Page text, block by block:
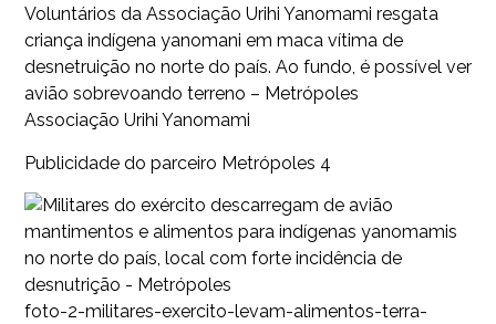
Voluntários da Associação Urihi Yanomami resgata
criança indígena yanomani em maca vítima de
desnetruição no norte do país. Ao fundo, é possível ver
avião sobrevoando terreno – Metrópoles
Associação Urihi Yanomami
Publicidade do parceiro Metrópoles 4
foto-2-militares-exercito-levam-alimentos-terra-